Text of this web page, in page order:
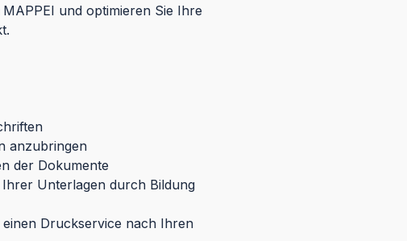
und optimieren Sie Ihre
anzubringen
der Dokumente
Unterlagen durch Bildung
Druckservice nach Ihren